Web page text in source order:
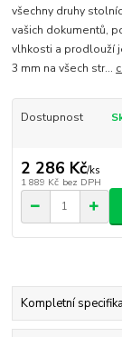
všechny druhy
vašich dokumentů,
vlhkosti a prodlouží
3 mm na všech str...
Dostupnost
2 286 Kč/ks
1 889 Kč bez DPH
Kompletní